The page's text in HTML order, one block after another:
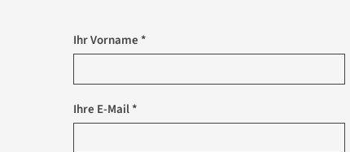
Ihr Vorname *
Ihre E-Mail *